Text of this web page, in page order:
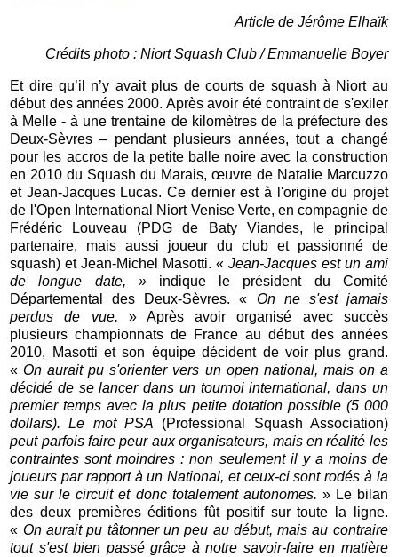
Article de Jérôme Elhaïk
Crédits photo : Niort Squash Club / Emmanuelle Boyer
Et dire qu’il n’y avait plus de courts de squash à Niort au
début des années 2000. Après avoir été contraint de s'exiler
à Melle - à une trentaine de kilomètres de la préfecture des
Deux-Sèvres – pendant plusieurs années, tout a changé
pour les accros de la petite balle noire avec la construction
en 2010 du Squash du Marais, œuvre de Natalie Marcuzzo
et Jean-Jacques Lucas. Ce dernier est à l'origine du projet
de l'Open International Niort Venise Verte, en compagnie de
Frédéric Louveau (PDG de Baty Viandes, le principal
partenaire, mais aussi joueur du club et passionné de
squash) et Jean-Michel Masotti. « Jean-Jacques est un ami
de longue date, »indique le président du Comité
Départemental des Deux-Sèvres. « On ne s'est jamais
perdus de vue. » Après avoir organisé avec succès
plusieurs championnats de France au début des années
2010, Masotti et son équipe décident de voir plus grand.
«On aurait pu s'orienter vers un open national, mais on a
décidé de se lancer dans un tournoi international, dans un
premier temps avec la plus petite dotation possible (5 000
dollars).
Le mot PSA (Professional Squash Association)
peut parfois faire peur aux organisateurs, mais en réalité les
contraintes sont moindres : non seulement il y a moins de
joueurs par rapport à un National, et ceux-ci sont rodés à la
vie sur le circuit et donc totalement autonomes. » Le bilan
des deux premières éditions fût positif sur toute la ligne.
« On aurait pu tâtonner un peu au début, mais au contraire
tout s'est bien passé grâce à notre savoir-faire en matière